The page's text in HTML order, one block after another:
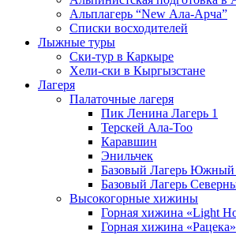
Альплагерь “New Ала-Арча”
Списки восходителей
Лыжные туры
Ски-тур в Каркыре
Хели-ски в Кыргызстане
Лагеря
Палаточные лагеря
Пик Ленина Лагерь 1
Терскей Ала-Тоо
Каравшин
Энильчек
Базовый Лагерь Южный
Базовый Лагерь
Высокогорные хижины
Горная хижина «Light
Горная хижина «Рацека»